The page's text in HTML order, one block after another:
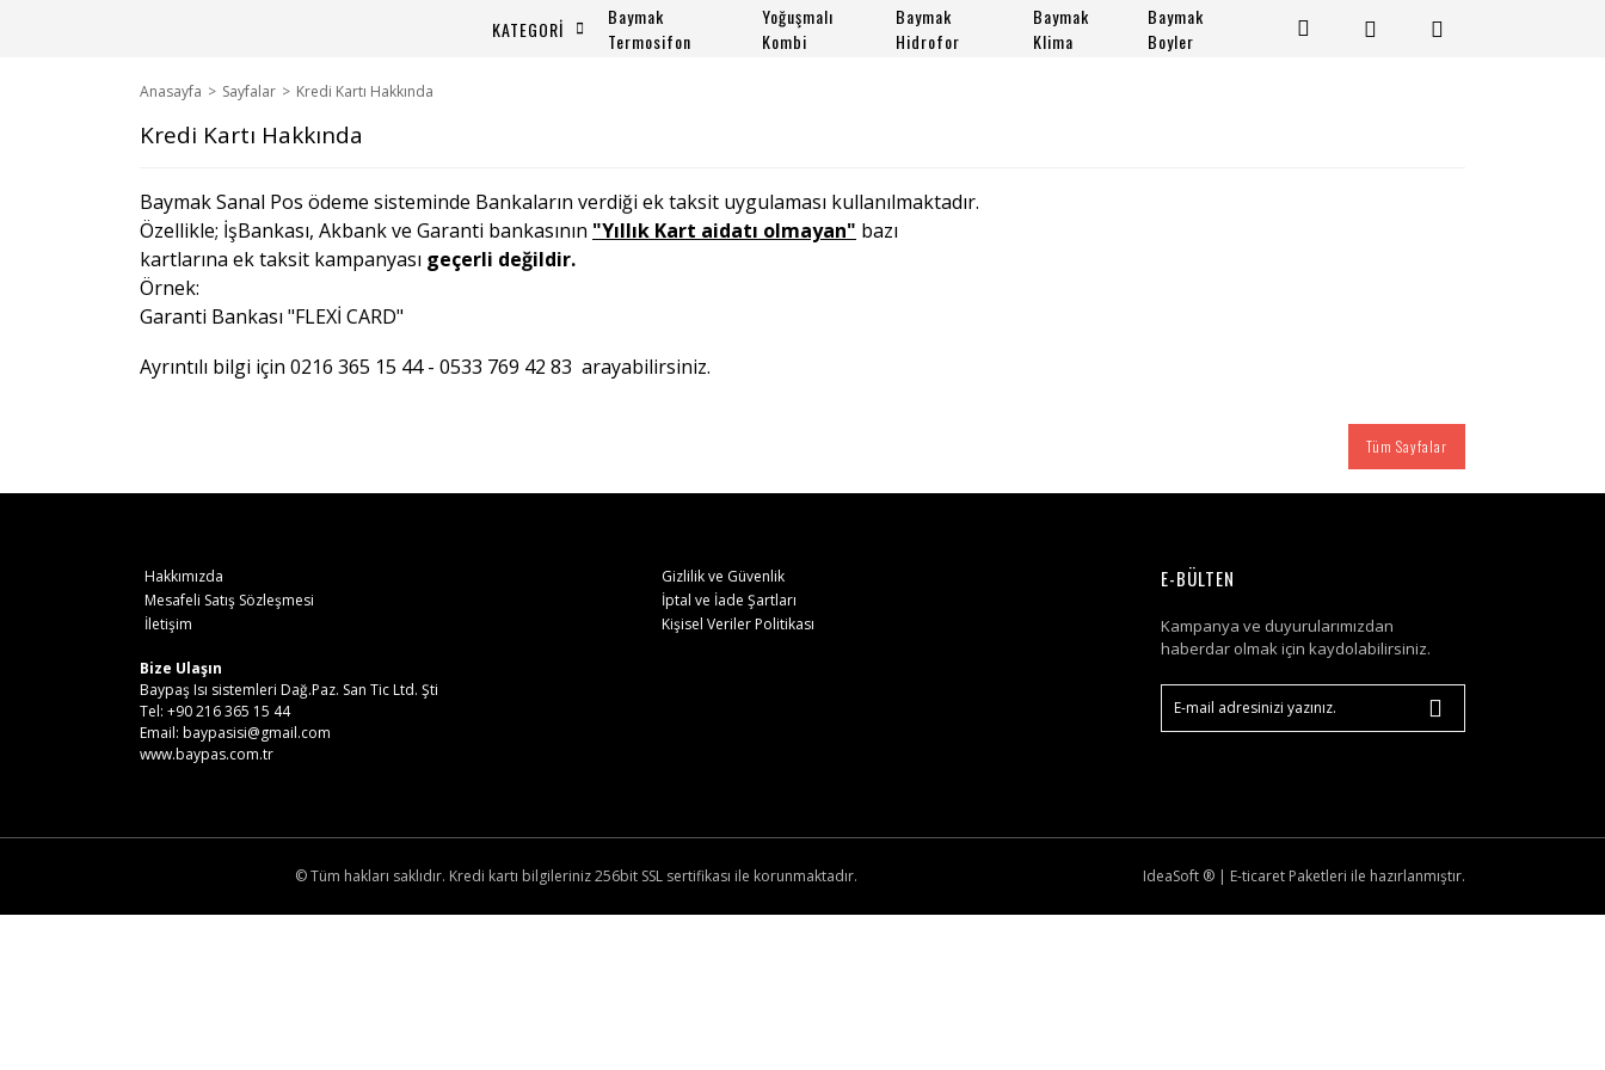
KATEGORİ
Baymak
Termosifon
Yoğuşmalı
Kombi
Baymak
Hidrofor
Baymak
Klima
Baymak
Boyler
Anasayfa Sayfalar Kredi Kartı Hakkında
Kredi Kartı Hakkında
Baymak Sanal Pos ödeme sisteminde Bankaların verdiği ek taksit uygulaması kullanılmaktadır.
Özellikle; İşBankası, Akbank ve Garanti bankasının "Yıllık Kart aidatı olmayan" bazı
kartlarına ek taksit kampanyası geçerli değildir.
Örnek:
Garanti Bankası "FLEXİ CARD"
Ayrıntılı bilgi için 0216 365 15 44 - 0533 769 42 83 arayabilirsiniz.
Tüm Sayfalar
Hakkımızda
Gizlilik ve Güvenlik
Mesafeli Satış Sözleşmesi
İptal ve İade Şartları
İletişim
Kişisel Veriler Politikası
Bize Ulaşın
Baypaş Isı sistemleri Dağ.Paz. San Tic Ltd. Şti
Tel: +90 216 365 15 44
Email: baypasisi@gmail.com
www.baypas.com.tr
E-BÜLTEN
Kampanya ve duyurularımızdan
haberdar olmak için kaydolabilirsiniz.
© Tüm hakları saklıdır. Kredi kartı bilgileriniz 256bit SSL sertifikası ile korunmaktadır. IdeaSoft ® | E-ticaret Paketleri ile hazırlanmıştır.